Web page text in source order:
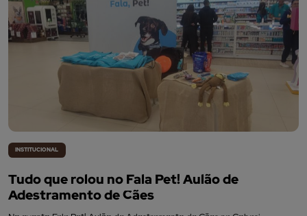
INSTITUCIONAL
Tudo que rolou no Fala Pet! Aulão de
Adestramento de Cães